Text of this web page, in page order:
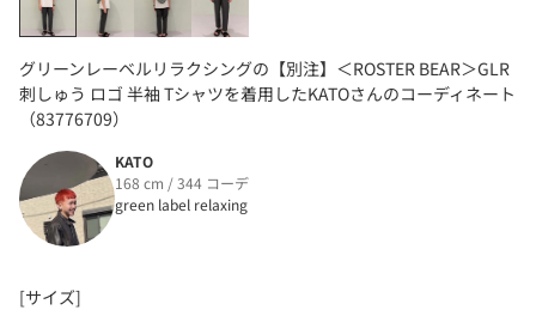
グリーンレーベルリラクシングの【別注】＜ROSTER BEAR＞GLR
刺しゅう ロゴ 半袖 Tシャツを着用したKATOさんのコーディネート
（83776709）
KATO
168 cm / 344 コーデ
green label relaxing
[サイズ]